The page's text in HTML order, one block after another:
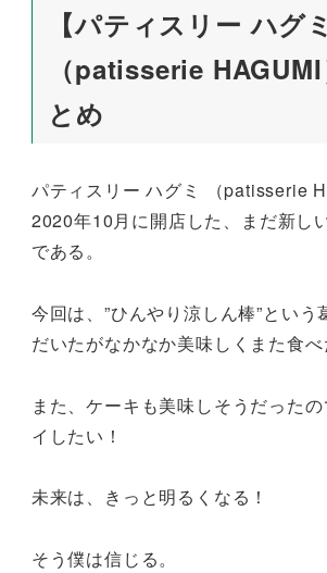
【パティスリー ハグミ
（patisserie
とめ
パティスリー ハグミ （patisserie
2020年10月に開店した、まだ新し
である。
今回は、”ひんやり涼しん棒”という
だいたがなかなか美味しくまた食べ
また、ケーキも美味しそうだった
イしたい！
未来は、きっと明るくなる！
そう僕は信じる。